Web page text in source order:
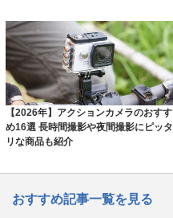
【2026年】アクションカメラのおすす
め16選 長時間撮影や夜間撮影にピッタ
リな商品も紹介
おすすめ記事一覧を見る